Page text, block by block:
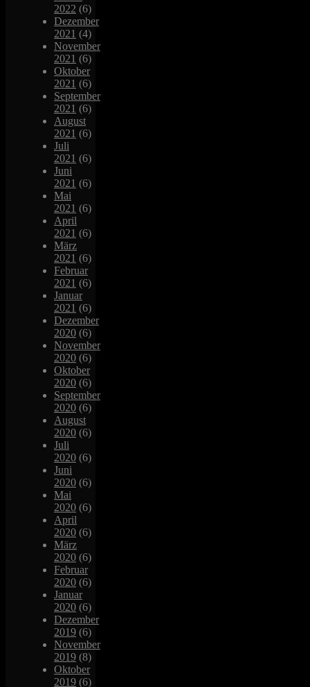
2022 (6)
Dezember
2021 (4)
November
2021 (6)
Oktober
2021 (6)
September
2021 (6)
August
2021 (6)
Juli
2021 (6)
Juni
2021 (6)
Mai
2021 (6)
April
2021 (6)
März
2021 (6)
Februar
2021 (6)
Januar
2021 (6)
Dezember
2020 (6)
November
2020 (6)
Oktober
2020 (6)
September
2020 (6)
August
2020 (6)
Juli
2020 (6)
Juni
2020 (6)
Mai
2020 (6)
April
2020 (6)
März
2020 (6)
Februar
2020 (6)
Januar
2020 (6)
Dezember
2019 (6)
November
2019 (8)
Oktober
2019 (6)